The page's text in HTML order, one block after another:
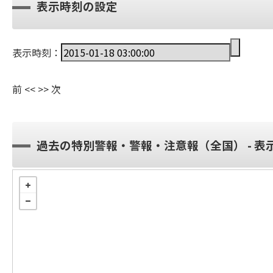
表示時刻の設定
表示時刻：
前 << >>次
過去の特別警報・警報・注意報（全国） - 表